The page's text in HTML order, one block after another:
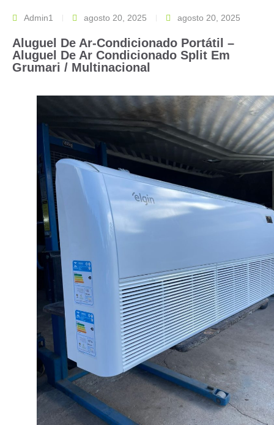
Admin1 agosto 20, 2025 agosto 20, 2025
Aluguel De Ar-Condicionado Portátil –
Aluguel De Ar Condicionado Split Em
Grumari / Multinacional